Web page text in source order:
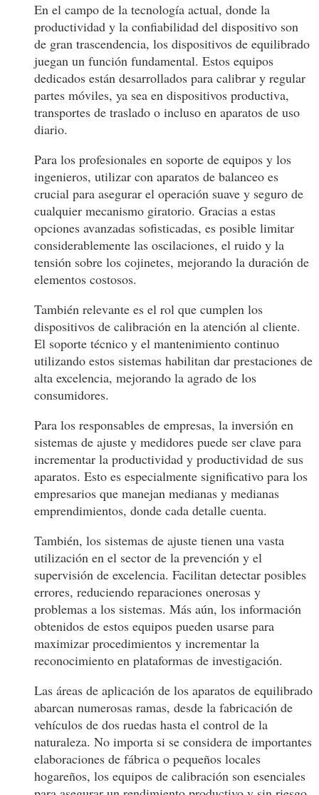
En el campo de la tecnología actual, donde la
productividad y la confiabilidad del dispositivo son
de gran trascendencia, los dispositivos de equilibrado
juegan un función fundamental. Estos equipos
dedicados están desarrollados para calibrar y regular
partes móviles, ya sea en dispositivos productiva,
transportes de traslado o incluso en aparatos de uso
diario.
Para los profesionales en soporte de equipos y los
ingenieros, utilizar con aparatos de balanceo es
crucial para asegurar el operación suave y seguro de
cualquier mecanismo giratorio. Gracias a estas
opciones avanzadas sofisticadas, es posible limitar
considerablemente las oscilaciones, el ruido y la
tensión sobre los cojinetes, mejorando la duración de
elementos costosos.
También relevante es el rol que cumplen los
dispositivos de calibración en la atención al cliente.
El soporte técnico y el mantenimiento continuo
utilizando estos sistemas habilitan dar prestaciones de
alta excelencia, mejorando la agrado de los
consumidores.
Para los responsables de empresas, la inversión en
sistemas de ajuste y medidores puede ser clave para
incrementar la productividad y productividad de sus
aparatos. Esto es especialmente significativo para los
empresarios que manejan medianas y medianas
emprendimientos, donde cada detalle cuenta.
También, los sistemas de ajuste tienen una vasta
utilización en el sector de la prevención y el
supervisión de excelencia. Facilitan detectar posibles
errores, reduciendo reparaciones onerosas y
problemas a los sistemas. Más aún, los información
obtenidos de estos equipos pueden usarse para
maximizar procedimientos y incrementar la
reconocimiento en plataformas de investigación.
Las áreas de aplicación de los aparatos de equilibrado
abarcan numerosas ramas, desde la fabricación de
vehículos de dos ruedas hasta el control de la
naturaleza. No importa si se considera de importantes
elaboraciones de fábrica o pequeños locales
hogareños, los equipos de calibración son esenciales